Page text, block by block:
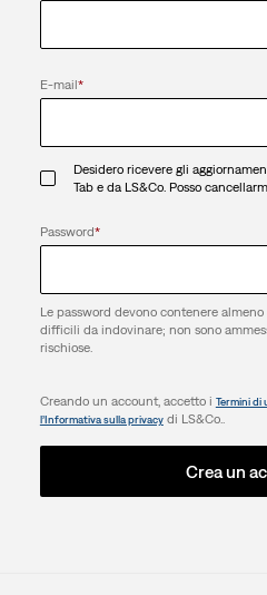
E-mail*
Desidero ricevere gli
Tab e da LS&Co. Posso
Password*
Le password devono contenere
difficili da indovinare; non sono
rischiose.
Creando un account, accetto i Termini di
l’Informativa sulla privacydi LS&Co..
Crea un